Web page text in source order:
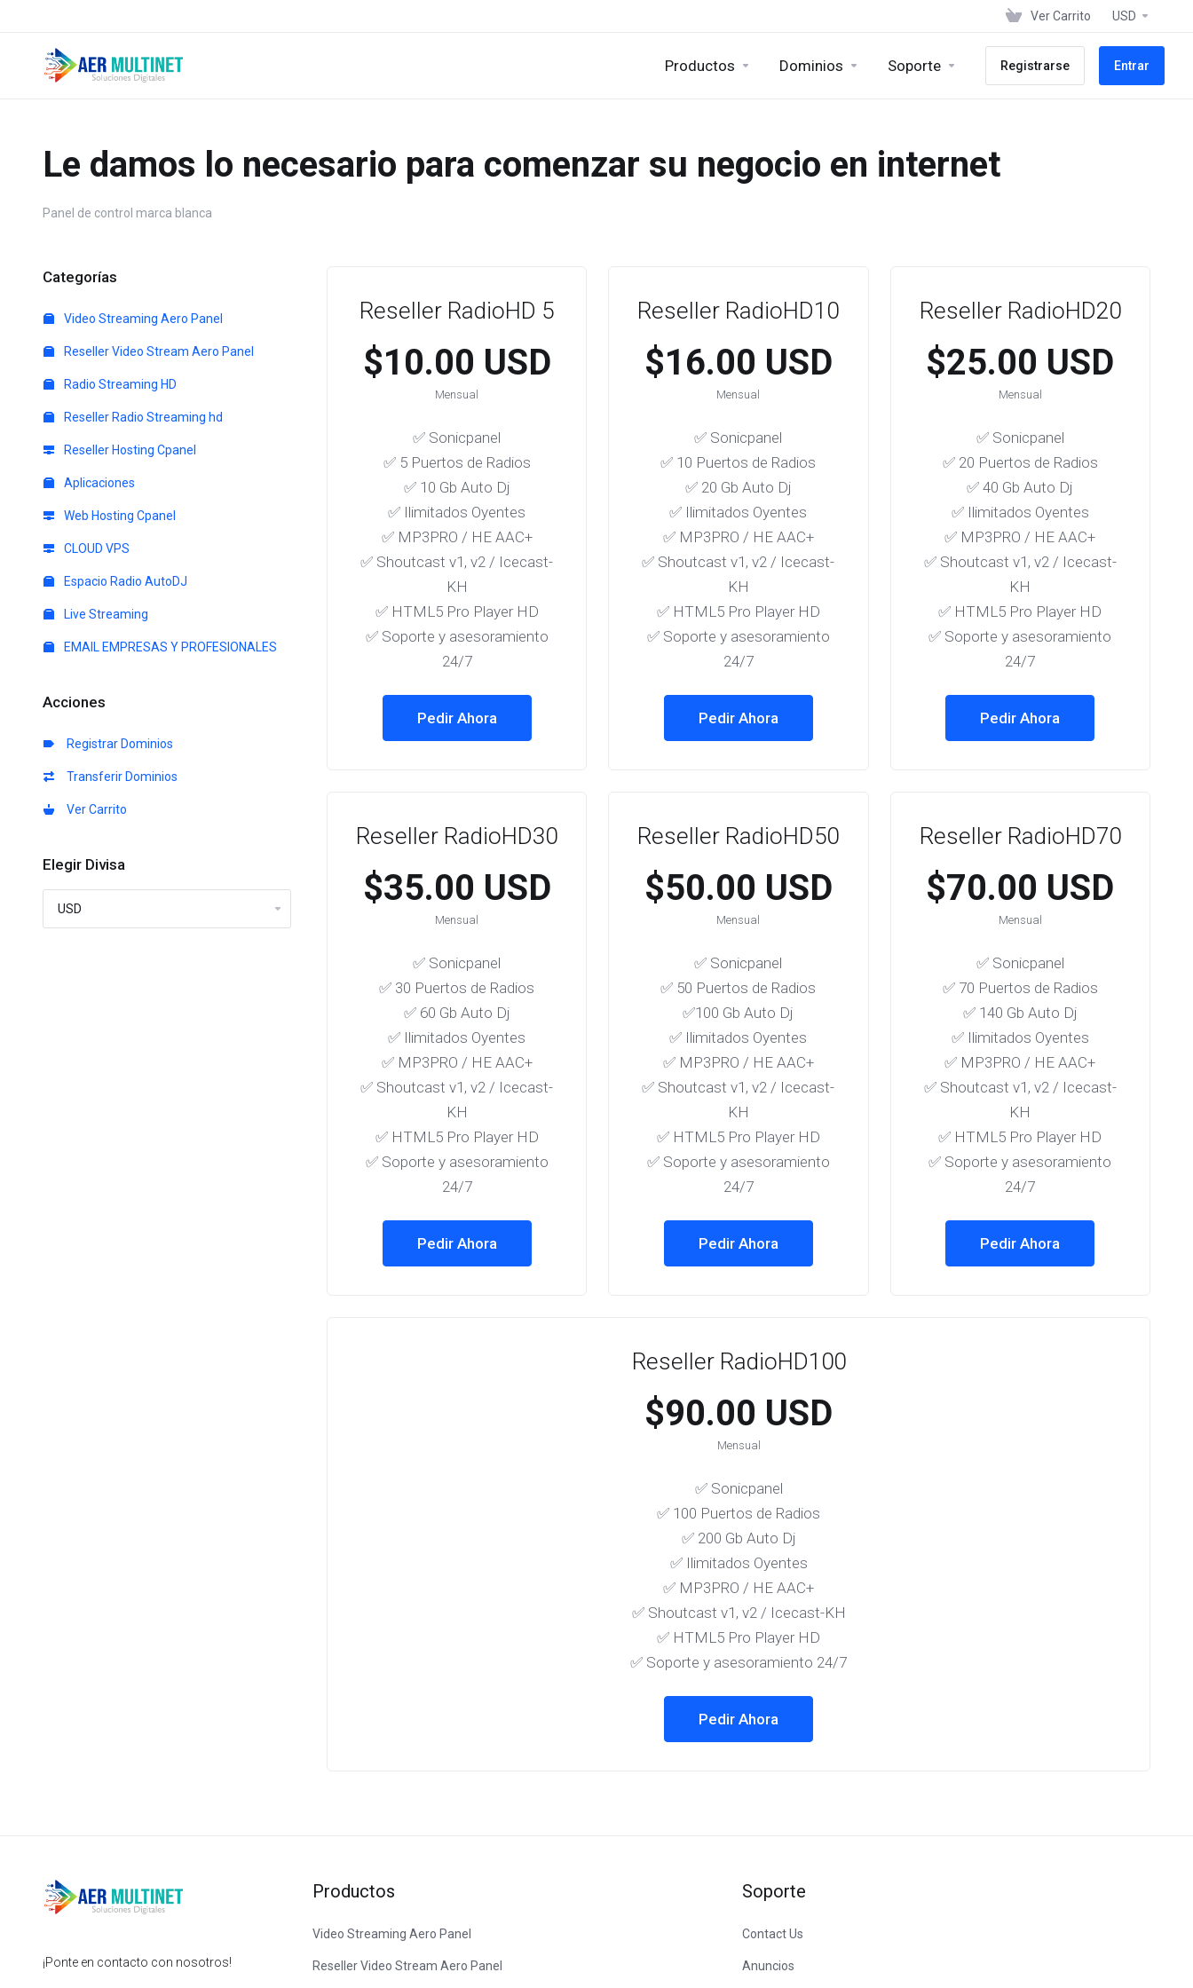
Ver Carrito USD
Productos Dominios Soporte Registrarse Entrar
Le damos lo necesario para comenzar su negocio en internet
Panel de control marca blanca
Categorías
Video Streaming Aero Panel
Reseller Video Stream Aero Panel
Radio Streaming HD
Reseller Radio Streaming hd
Reseller Hosting Cpanel
Aplicaciones
Web Hosting Cpanel
CLOUD VPS
Espacio Radio AutoDJ
Live Streaming
EMAIL EMPRESAS Y PROFESIONALES
Acciones
Registrar Dominios
Transferir Dominios
Ver Carrito
Elegir Divisa
Reseller RadioHD 5
$10.00 USD
Mensual
✅ Sonicpanel
✅ 5 Puertos de Radios
✅ 10 Gb Auto Dj
✅ Ilimitados Oyentes
✅ MP3PRO / HE AAC+
✅ Shoutcast v1, v2 / Icecast-
KH
✅ HTML5 Pro Player HD
✅ Soporte y asesoramiento
24/7
Pedir Ahora
Reseller RadioHD10
$16.00 USD
Mensual
✅ Sonicpanel
✅ 10 Puertos de Radios
✅ 20 Gb Auto Dj
✅ Ilimitados Oyentes
✅ MP3PRO / HE AAC+
✅ Shoutcast v1, v2 / Icecast-
KH
✅ HTML5 Pro Player HD
✅ Soporte y asesoramiento
24/7
Pedir Ahora
Reseller RadioHD20
$25.00 USD
Mensual
✅ Sonicpanel
✅ 20 Puertos de Radios
✅ 40 Gb Auto Dj
✅ Ilimitados Oyentes
✅ MP3PRO / HE AAC+
✅ Shoutcast v1, v2 / Icecast-
KH
✅ HTML5 Pro Player HD
✅ Soporte y asesoramiento
24/7
Pedir Ahora
Reseller RadioHD30
$35.00 USD
Mensual
✅ Sonicpanel
✅ 30 Puertos de Radios
✅ 60 Gb Auto Dj
✅ Ilimitados Oyentes
✅ MP3PRO / HE AAC+
✅ Shoutcast v1, v2 / Icecast-
KH
✅ HTML5 Pro Player HD
✅ Soporte y asesoramiento
24/7
Pedir Ahora
Reseller RadioHD50
$50.00 USD
Mensual
✅ Sonicpanel
✅ 50 Puertos de Radios
✅100 Gb Auto Dj
✅ Ilimitados Oyentes
✅ MP3PRO / HE AAC+
✅ Shoutcast v1, v2 / Icecast-
KH
✅ HTML5 Pro Player HD
✅ Soporte y asesoramiento
24/7
Pedir Ahora
Reseller RadioHD70
$70.00 USD
Mensual
✅ Sonicpanel
✅ 70 Puertos de Radios
✅ 140 Gb Auto Dj
✅ Ilimitados Oyentes
✅ MP3PRO / HE AAC+
✅ Shoutcast v1, v2 / Icecast-
KH
✅ HTML5 Pro Player HD
✅ Soporte y asesoramiento
24/7
Pedir Ahora
Reseller RadioHD100
$90.00 USD
Mensual
✅ Sonicpanel
✅ 100 Puertos de Radios
✅ 200 Gb Auto Dj
✅ Ilimitados Oyentes
✅ MP3PRO / HE AAC+
✅ Shoutcast v1, v2 / Icecast-KH
✅ HTML5 Pro Player HD
✅ Soporte y asesoramiento 24/7
Pedir Ahora
¡Ponte en contacto con nosotros!
Productos
Video Streaming Aero Panel
Reseller Video Stream Aero Panel
Soporte
Contact Us
Anuncios